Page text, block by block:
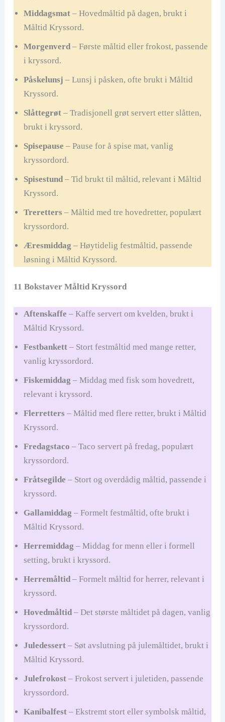
Middagsmat– Hovedmåltid på dagen, brukt i
Måltid Kryssord.
Morgenverd– Første måltid eller frokost, passende
i kryssord.
Påskelunsj – Lunsj i påsken, ofte brukt i Måltid
Kryssord.
Slåttegrøt– Tradisjonell grøt servert etter slåtten,
brukt i kryssord.
Spisepause – Pause for å spise mat, vanlig
kryssordord.
Spisestund– Tid brukt til måltid, relevant i Måltid
Kryssord.
Treretters – Måltid med tre hovedretter, populært
kryssordord.
Æresmiddag – Høytidelig festmåltid, passende
løsning i Måltid Kryssord.
11 Bokstaver Måltid Kryssord
Aftenskaffe – Kaffe servert om kvelden, brukt i
Måltid Kryssord.
Festbankett– Stort festmåltid med mange retter,
vanlig kryssordord.
Fiskemiddag – Middag med fisk som hovedrett,
relevant i kryssord.
Flerretters – Måltid med flere retter, brukt i Måltid
Kryssord.
Fredagstaco – Taco servert på fredag, populært
kryssordord.
Fråtsegilde – Stort og overdådig måltid, passende i
kryssord.
Gallamiddag – Formelt festmåltid, ofte brukt i
Måltid Kryssord.
Herremiddag – Middag for menn eller i formell
setting, brukt i kryssord.
Herremåltid– Formelt måltid for herrer, relevant i
kryssord.
Hovedmåltid– Det største måltidet på dagen, vanlig
kryssordord.
Juledessert– Søt avslutning på julemåltidet, brukt i
Måltid Kryssord.
Julefrokost– Frokost servert i juletiden, passende
kryssordord.
Kanibalfest– Ekstremt stort eller symbolsk måltid,